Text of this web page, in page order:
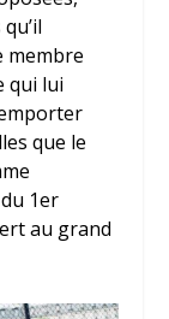
membre
qui lui
que le
1er
au grand